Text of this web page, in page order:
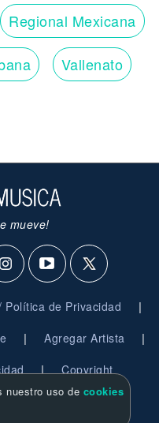
Regional Mexicana
Vallenato
mueve!
Política de Privacidad |
| Agregar Artista |
| Copyright
Reservados
nuestro uso de cookies